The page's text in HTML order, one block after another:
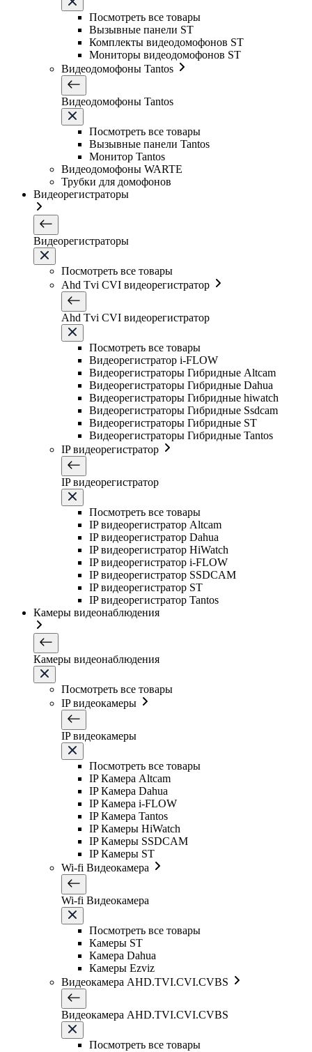
Посмотреть все товары
Вызывные панели ST
Комплекты видеодомофонов ST
Мониторы видеодомофонов ST
Видеодомофоны Tantos
Видеодомофоны Tantos
Посмотреть все товары
Вызывные панели Tantos
Монитор Tantos
Видеодомофоны WARTE
Трубки для домофонов
Видеорегистраторы
Видеорегистраторы
Посмотреть все товары
Ahd Tvi CVI видеорегистратор
Ahd Tvi CVI видеорегистратор
Посмотреть все товары
Видеорегистратор i-FLOW
Видеорегистраторы Гибридные Altcam
Видеорегистраторы Гибридные Dahua
Видеорегистраторы Гибридные hiwatch
Видеорегистраторы Гибридные Ssdcam
Видеорегистраторы Гибридные ST
Видеорегистраторы Гибридные Tantos
IP видеорегистратор
IP видеорегистратор
Посмотреть все товары
IP видеорегистратор Altcam
IP видеорегистратор Dahua
IP видеорегистратор HiWatch
IP видеорегистратор i-FLOW
IP видеорегистратор SSDCAM
IP видеорегистратор ST
IP видеорегистратор Tantos
Камеры видеонаблюдения
Камеры видеонаблюдения
Посмотреть все товары
IP видеокамеры
IP видеокамеры
Посмотреть все товары
IP Камера Altcam
IP Камера Dahua
IP Камера i-FLOW
IP Камера Tantos
IP Камеры HiWatch
IP Камеры SSDCAM
IP Камеры ST
Wi-fi Видеокамера
Wi-fi Видеокамера
Посмотреть все товары
Камеры ST
Камера Dahua
Камеры Ezviz
Видеокамера AHD.TVI.CVI.CVBS
Видеокамера AHD.TVI.CVI.CVBS
Посмотреть все товары